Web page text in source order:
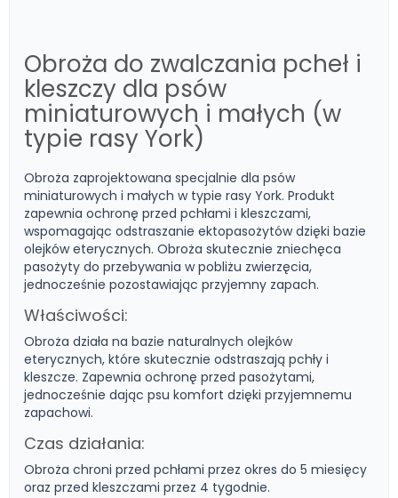
Obroża do zwalczania pcheł i
kleszczy dla psów
miniaturowych i małych (w
typie rasy York)
Obroża zaprojektowana specjalnie dla psów
miniaturowych i małych w typie rasy York. Produkt
zapewnia ochronę przed pchłami i kleszczami,
wspomagając odstraszanie ektopasożytów dzięki bazie
olejków eterycznych. Obroża skutecznie zniechęca
pasożyty do przebywania w pobliżu zwierzęcia,
jednocześnie pozostawiając przyjemny zapach.
Właściwości:
Obroża działa na bazie naturalnych olejków
eterycznych, które skutecznie odstraszają pchły i
kleszcze. Zapewnia ochronę przed pasożytami,
jednocześnie dając psu komfort dzięki przyjemnemu
zapachowi.
Czas działania:
Obroża chroni przed pchłami przez okres do 5 miesięcy
oraz przed kleszczami przez 4 tygodnie.